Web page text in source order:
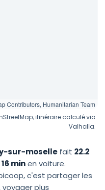
Contributors, Humanitarian Team
itinéraire calculé via
Valhalla.
sur-moselle fait 22.2
16 minen voiture.
c'est partager les
plus